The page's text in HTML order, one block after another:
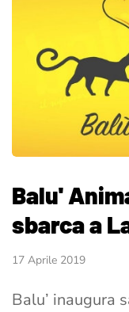
Balu'
sbarca a
17 Aprile 2019
Balu’ inaugura